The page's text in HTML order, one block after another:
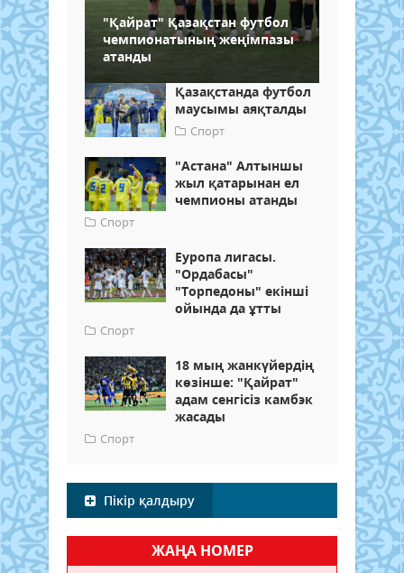
"Қайрат" Қазақстан футбол
чемпионатының жеңімпазы
атанды
Қазақстанда футбол
маусымы аяқталды
Спорт
"Астана" Алтыншы
жыл қатарынан ел
чемпионы атанды
Спорт
Еуропа лигасы.
"Ордабасы"
"Торпедоны" екінші
ойында да ұтты
Спорт
18 мың жанкүйердің
көзінше: "Қайрат"
адам сенгісіз камбэк
жасады
Спорт
Пікір қалдыру
ЖАҢА НОМЕР